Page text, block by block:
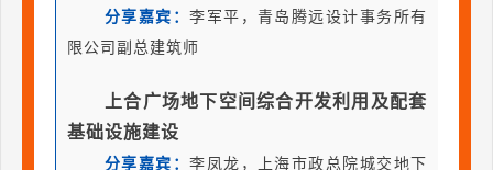
分享嘉宾：李军平，青岛腾远设计事务所有
限公司副总建筑师
上合广场地下空间综合开发利用及配套
基础设施建设
分享嘉宾：李凤龙，上海市政总院城交地下